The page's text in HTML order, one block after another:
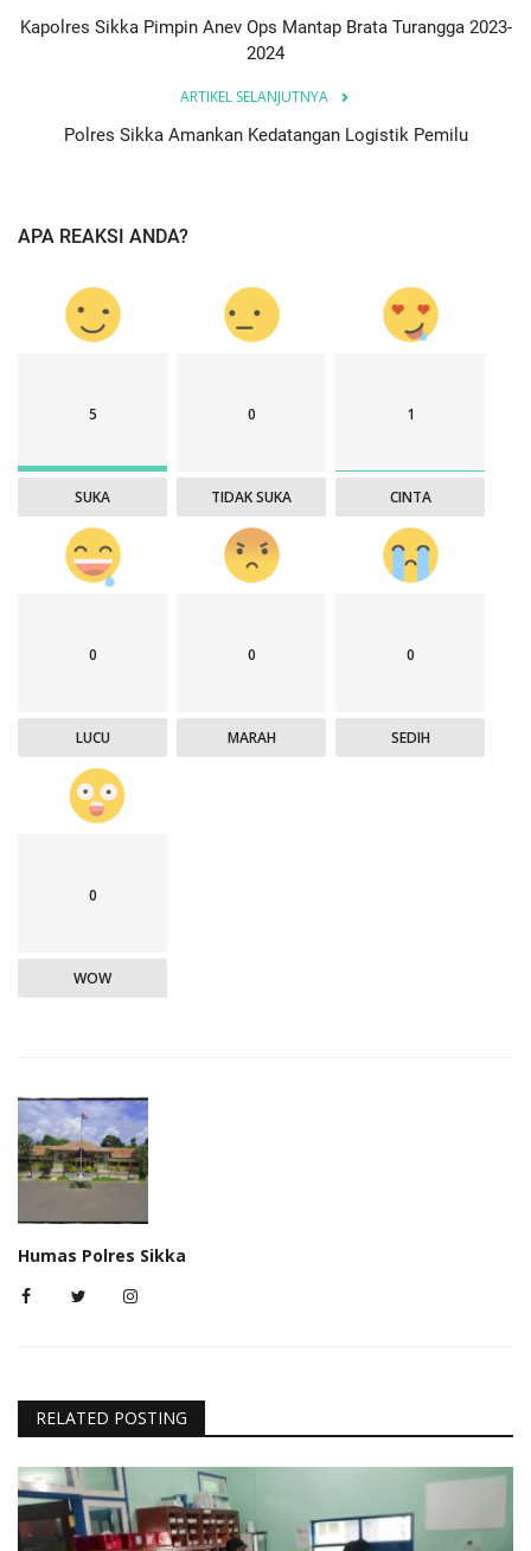
Kapolres Sikka Pimpin Anev Ops Mantap Brata Turangga 2023-
2024
ARTIKEL SELANJUTNYA
Polres Sikka Amankan Kedatangan Logistik Pemilu
APA REAKSI ANDA?
5
SUKA
0
TIDAK SUKA
1
CINTA
0
LUCU
0
MARAH
0
SEDIH
0
WOW
Humas Polres Sikka
RELATED POSTING